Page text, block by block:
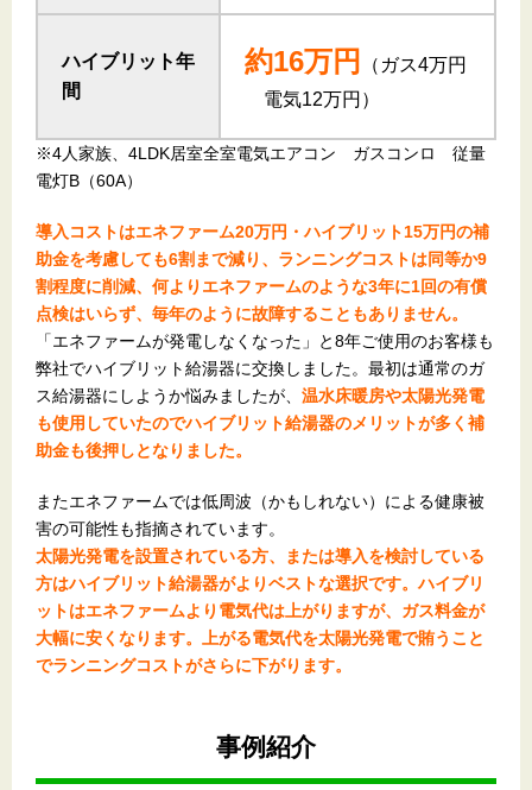
ハイブリット年
間
約16万円
（ガス4万円
電気12万円）
※4人家族、4LDK居室全室電気エアコン ガスコンロ 従量
電灯B（60A）
導入コストはエネファーム20万円・ハイブリット15万円の補
助金を考慮しても6割まで減り、ランニングコストは同等か9
割程度に削減、何よりエネファームのような3年に1回の有償
点検はいらず、毎年のように故障することもありません。
「エネファームが発電しなくなった」と8年ご使用のお客様も
弊社でハイブリット給湯器に交換しました。最初は通常のガ
ス給湯器にしようか悩みましたが、 温水床暖房や太陽光発電
も使用していたのでハイブリット給湯器のメリットが多く補
助金も後押しとなりました。
またエネファームでは低周波（かもしれない）による健康被
害の可能性も指摘されています。
太陽光発電を設置されている方、または導入を検討している
方はハイブリット給湯器がよりベストな選択です。ハイブリ
ットはエネファームより電気代は上がりますが、ガス料金が
大幅に安くなります。上がる電気代を太陽光発電で賄うこと
でランニングコストがさらに下がります。
事例紹介